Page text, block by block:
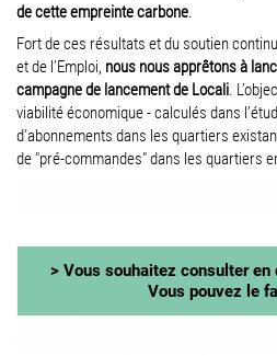
de cette empreinte carbone.
Fort de ces résultats et du soutien
et de l’Emploi, nous nous apprêtons à
campagne de lancement de Locali.
viabilité économique - calculés dans
d'abonnements dans les quartiers
de "pré-commandes" dans les quartiers
> Vous souhaitez consulter en
Vous pouvez le